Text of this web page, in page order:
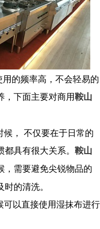
的频率高，不会轻易的
，下面主要对商用鞍山
， 不仅要在于日常的
具有很大关系。 鞍山
，需要避免尖锐物品的
的清洗。
以直接使用湿抹布进行